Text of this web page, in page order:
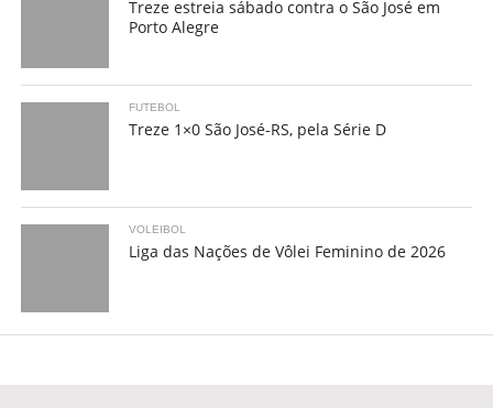
Treze estreia sábado contra o São José em
Porto Alegre
FUTEBOL
Treze 1×0 São José-RS, pela Série D
VOLEIBOL
Liga das Nações de Vôlei Feminino de 2026